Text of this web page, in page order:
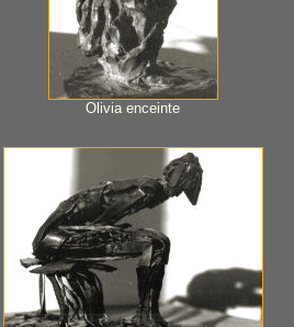
Olivia enceinte